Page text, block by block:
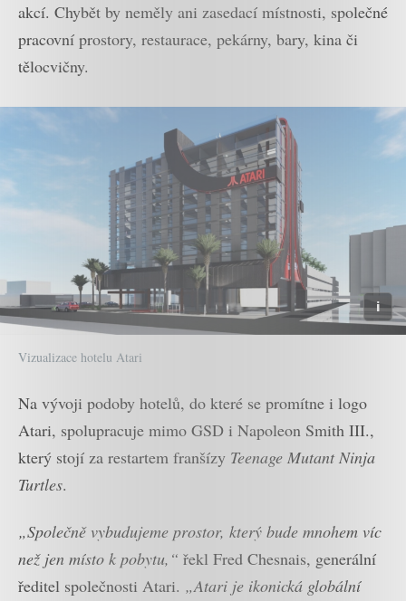
akcí. Chybět by neměly ani zasedací místnosti, společné
pracovní prostory, restaurace, pekárny, bary, kina či
tělocvičny.
Vizualizace hotelu Atari
Na vývoji podoby hotelů, do které se promítne i logo
Atari, spolupracuje mimo GSD i Napoleon Smith III.,
který stojí za restartem franšízy Teenage Mutant Ninja
Turtles.
„Společně vybudujeme prostor, který bude mnohem víc
než jen místo k pobytu,“ řekl Fred Chesnais, generální
ředitel společnosti Atari. „Atari je ikonická globální